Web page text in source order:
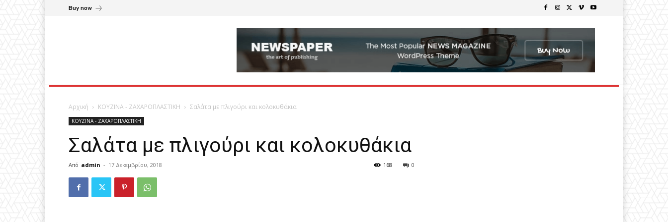
Buy now
Αρχική ΚΟΥΖΙΝΑ - ΖΑΧΑΡΟΠΛΑΣΤΙΚΗ Σαλάτα με πλιγούρι και κολοκυθάκια
ΚΟΥΖΙΝΑ - ΖΑΧΑΡΟΠΛΑΣΤΙΚΗ
Σαλάτα με πλιγούρι και κολοκυθάκια
Από admin - 17 Δεκεμβρίου, 2018 0
168